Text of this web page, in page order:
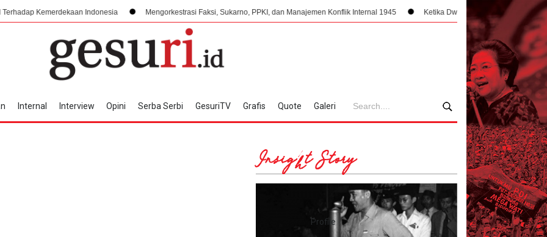
Indonesia Mengorkestrasi Faksi, Sukarno, PPKI, dan Manajemen Konflik Internal 1945 Ketika Dwitunggal Meretas Narasi Fasisme Lewat
Internal Interview Opini Serba Serbi GesuriTV Grafis Quote Galeri
Profile
Insight Story